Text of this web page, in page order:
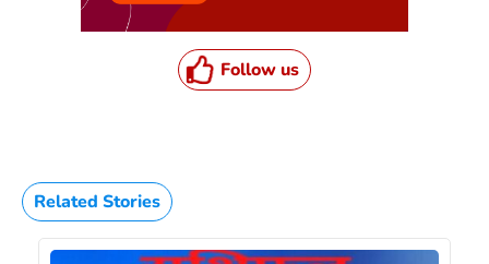
Follow us
Related Stories